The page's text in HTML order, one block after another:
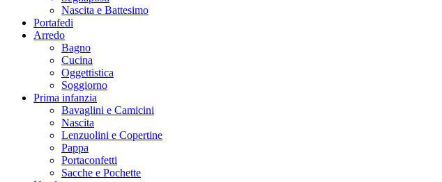
Nascita e Battesimo
Portafedi
Arredo
Bagno
Cucina
Oggettistica
Soggiorno
Prima infanzia
Bavaglini e Camicini
Nascita
Lenzuolini e Copertine
Pappa
Portaconfetti
Sacche e Pochette